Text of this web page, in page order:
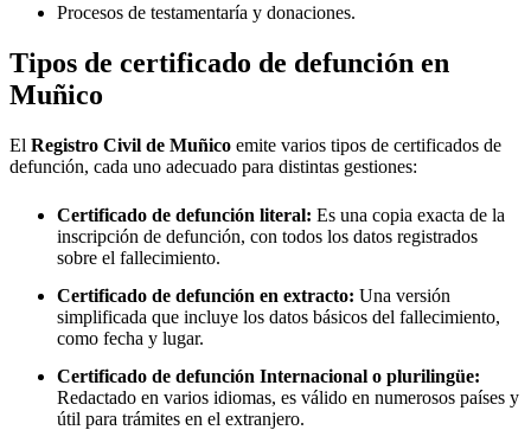
Procesos de testamentaría y donaciones.
Tipos de certificado de defunción en
Muñico
El Registro Civil de Muñico emite varios tipos de certificados de
defunción, cada uno adecuado para distintas gestiones:
Certificado de defunción literal: Es una copia exacta de la
inscripción de defunción, con todos los datos registrados
sobre el fallecimiento.
Certificado de defunción en extracto: Una versión
simplificada que incluye los datos básicos del fallecimiento,
como fecha y lugar.
Certificado de defunción Internacional o plurilingüe:
Redactado en varios idiomas, es válido en numerosos países y
útil para trámites en el extranjero.